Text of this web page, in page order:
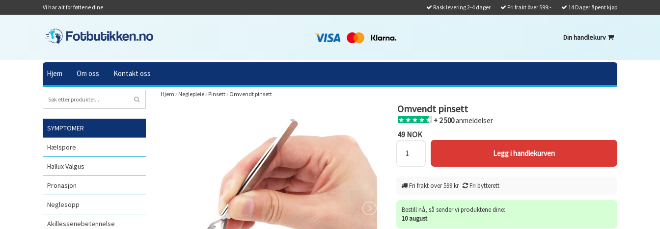
Vi har alt for føttene dine Rask levering 2-4 dager Fri frakt över 599:- 14 Dager åpent kjøp
Din handlekurv
Hjem Om oss Kontakt oss
SYMPTOMER
Hælspore
Hallux Valgus
Pronasjon
Neglesopp
Akillessenebetennelse
Hjem Neglepleie Pinsett Omvendt pinsett
Omvendt pinsett
+ 2 500anmeldelser
49 NOK
Fri frakt over 599 kr Fri bytterett
Bestill nå, så sender vi produktene dine:
10 august